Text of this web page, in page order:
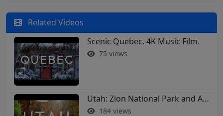
Related Videos
Scenic Quebec. 4K Music Film.
75 views
Utah: Zion National Park and Arches in 4K
184 views